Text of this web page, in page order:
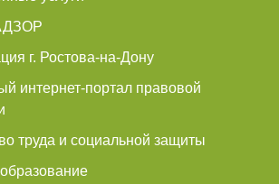
г. Ростова-на-Дону
интернет-портал правовой
труда и социальной защиты